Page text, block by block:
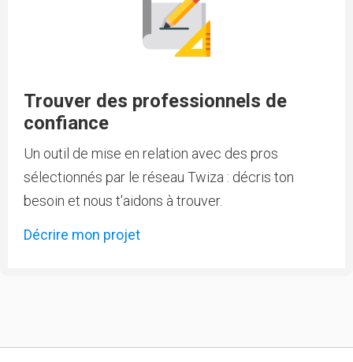
Trouver des professionnels de
confiance
Un outil de mise en relation avec des pros
sélectionnés par le réseau Twiza : décris ton
besoin et nous t'aidons à trouver.
Décrire mon projet